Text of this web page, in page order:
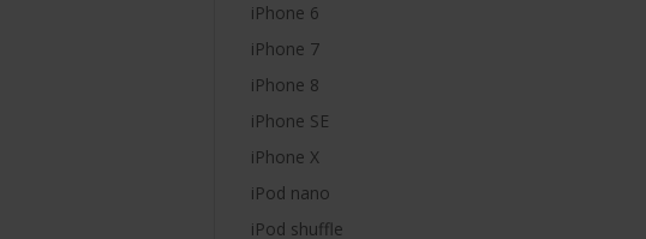
iPhone 6
iPhone 7
iPhone 8
iPhone SE
iPhone X
iPod nano
iPod shuffle